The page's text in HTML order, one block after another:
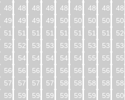
480
481 482 483 484 485 486 487 488
496
497 498 499 500 501 502 503 504
512
513 514 515 516 517 518 519 520
528
529 530 531 532 533 534 535 536
544
545 546 547 548 549 550 551 552
560
561 562 563 564 565 566 567 568
576
577 578 579 580 581 582 583 584
592
593 594 595 596 597 598 599 600